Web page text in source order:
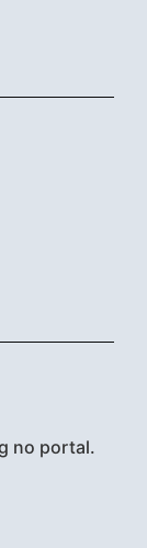
no portal.